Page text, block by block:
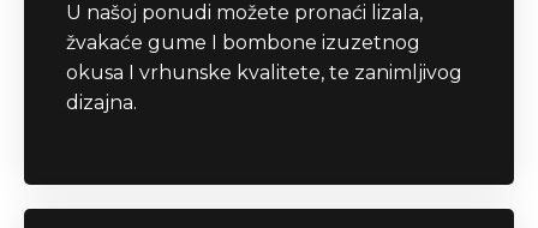
U našoj ponudi možete pronaći lizala,
žvakaće gume I bombone izuzetnog
okusa I vrhunske kvalitete, te zanimljivog
dizajna.